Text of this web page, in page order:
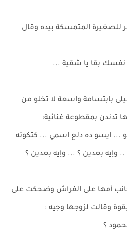
للصغيرة المتمسكة بيده وقال
نفسك بقا يا شقية ...
بابتسامة واسعة لا تخلو من
تدندن بمقطوعة غنائية:
ايسو ده دلع اسمي ... كتكوته
.. وإيه بعدين ؟ ... وإيه بعدين ؟
أمها على الفراش وضحكت على
وقالت لزوجها وجيه :
؟